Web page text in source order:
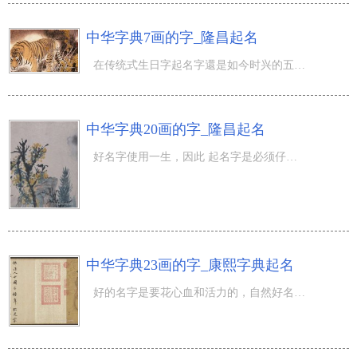
中华字典7画的字_隆昌起名
在传统式生日字起名字還是如今时兴的五格起名字，全是以中华字典为标准，随后参考相对五行五格的笔画的字来
中华字典20画的字_隆昌起名
中华字典23画的字_康熙字典起名